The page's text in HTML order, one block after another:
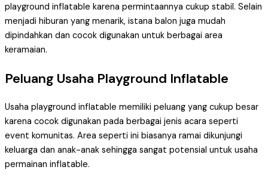
playground inflatable karena permintaannya cukup stabil. Selain
menjadi hiburan yang menarik, istana balon juga mudah
dipindahkan dan cocok digunakan untuk berbagai area
keramaian.
Peluang Usaha Playground Inflatable
Usaha playground inflatable memiliki peluang yang cukup besar
karena cocok digunakan pada berbagai jenis acara seperti
event komunitas. Area seperti ini biasanya ramai dikunjungi
keluarga dan anak-anak sehingga sangat potensial untuk usaha
permainan inflatable.